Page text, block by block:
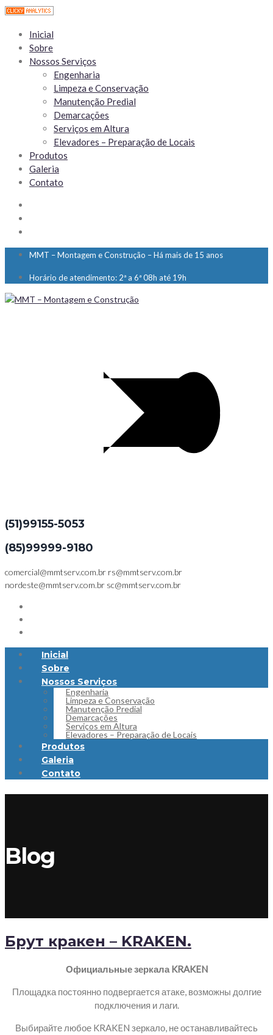
Inicial
Sobre
Nossos Serviços
Engenharia
Limpeza e Conservação
Manutenção Predial
Demarcações
Serviços em Altura
Elevadores – Preparação de Locais
Produtos
Galeria
Contato
MMT – Montagem e Construção – Há mais de 15 anos
Horário de atendimento: 2ª a 6ª 08h até 19h
(51)99155-5053
(85)99999-9180
comercial@mmtserv.com.br rs@mmtserv.com.br
nordeste@mmtserv.com.br sc@mmtserv.com.br
Inicial
Sobre
Nossos Serviços
Engenharia
Limpeza e Conservação
Manutenção Predial
Demarcações
Serviços em Altura
Elevadores – Preparação de Locais
Produtos
Galeria
Contato
Blog
Брут кракен – KRAKEN.
Официальные зеркала KRAKEN
Площадка постоянно подвергается атаке, возможны долгие
подключения и лаги.
Выбирайте любое KRAKEN зеркало, не останавливайтесь